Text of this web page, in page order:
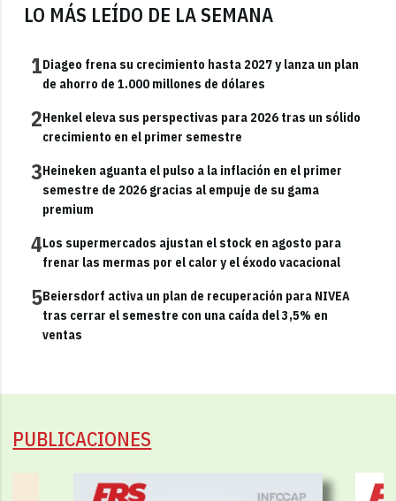
LO MÁS LEÍDO DE LA SEMANA
1Diageo frena su crecimiento hasta 2027 y lanza un plan
de ahorro de 1.000 millones de dólares
2Henkel eleva sus perspectivas para 2026 tras un sólido
crecimiento en el primer semestre
3Heineken aguanta el pulso a la inflación en el primer
semestre de 2026 gracias al empuje de su gama
premium
4Los supermercados ajustan el stock en agosto para
frenar las mermas por el calor y el éxodo vacacional
5Beiersdorf activa un plan de recuperación para NIVEA
tras cerrar el semestre con una caída del 3,5% en
ventas
PUBLICACIONES